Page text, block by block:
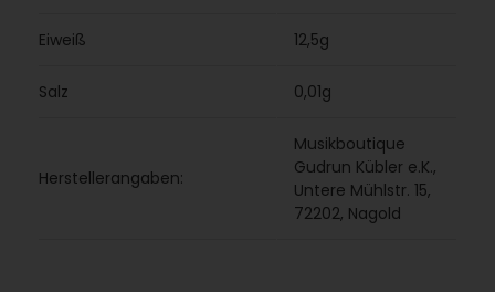
Eiweiß 12,5g
Salz 0,01g
Herstellerangaben:
Musikboutique
Gudrun Kübler e.K.,
Untere Mühlstr. 15,
72202, Nagold